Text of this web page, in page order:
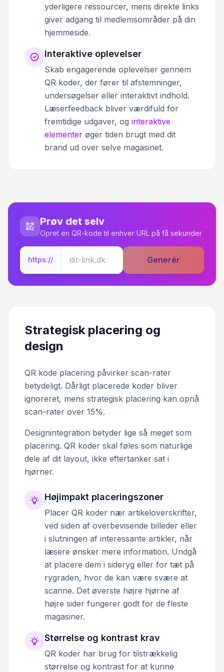
yderligere ressourcer, mens direkte links
giver adgang til medlemsområder på din
hjemmeside.
Interaktive oplevelser
Skab engagerende oplevelser gennem
QR koder, der fører til afstemninger,
undersøgelser eller interaktivt indhold.
Læserfeedback bliver værdifuld for
fremtidige udgaver, og interaktive
elementer øger tiden brugt med dit
brand ud over selve magasinet.
Prøv det selv
Opret en QR-kode til enhver URL på få sekunder
https:// Generér
Strategisk placering og
design
QR kode placering påvirker scan-rater
betydeligt. Dårligt placerede koder bliver
ignoreret, mens strategisk placering kan opnå
scan-rater over 15%.
Designintegration betyder lige så meget som
placering. QR koder skal føles som naturlige
dele af dit layout, ikke eftertanker sat i
hjørner.
Højimpakt placeringszoner
Placer QR koder nær artikeloverskrifter,
ved siden af overbevisende billeder eller
i slutningen af interessante artikler, når
læsere ønsker mere information. Undgå
at placere dem i sideryg eller for tæt på
rygraden, hvor de kan være svære at
scanne. Det øverste højre hjørne af
højre sider fungerer godt for de fleste
magasiner.
Størrelse og kontrast krav
QR koder har brug for tilstrækkelig
størrelse og kontrast for at kunne